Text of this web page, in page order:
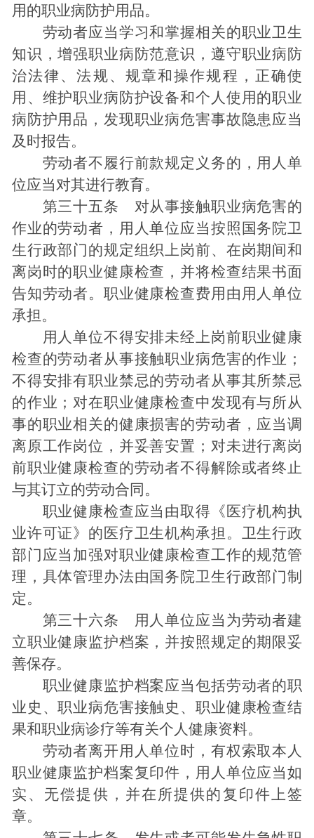
用的职业病防护用品。
劳动者应当学习和掌握相关的职业卫生
知识，增强职业病防范意识，遵守职业病防
治法律、法规、规章和操作规程，正确使
用、维护职业病防护设备和个人使用的职业
病防护用品，发现职业病危害事故隐患应当
及时报告。
劳动者不履行前款规定义务的，用人单
位应当对其进行教育。
第三十五条 对从事接触职业病危害的
作业的劳动者，用人单位应当按照国务院卫
生行政部门的规定组织上岗前、在岗期间和
离岗时的职业健康检查，并将检查结果书面
告知劳动者。职业健康检查费用由用人单位
承担。
用人单位不得安排未经上岗前职业健康
检查的劳动者从事接触职业病危害的作业；
不得安排有职业禁忌的劳动者从事其所禁忌
的作业；对在职业健康检查中发现有与所从
事的职业相关的健康损害的劳动者，应当调
离原工作岗位，并妥善安置；对未进行离岗
前职业健康检查的劳动者不得解除或者终止
与其订立的劳动合同。
职业健康检查应当由取得《医疗机构执
业许可证》的医疗卫生机构承担。卫生行政
部门应当加强对职业健康检查工作的规范管
理，具体管理办法由国务院卫生行政部门制
定。
第三十六条 用人单位应当为劳动者建
立职业健康监护档案，并按照规定的期限妥
善保存。
职业健康监护档案应当包括劳动者的职
业史、职业病危害接触史、职业健康检查结
果和职业病诊疗等有关个人健康资料。
劳动者离开用人单位时，有权索取本人
职业健康监护档案复印件，用人单位应当如
实、无偿提供，并在所提供的复印件上签
章。